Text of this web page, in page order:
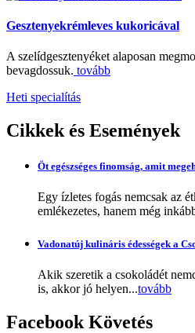
Gesztenyekrémleves kukoricával
A szelídgesztenyéket alaposan
bevagdossuk. tovább
Heti specialítás
Cikkek és Események
Öt egészséges finomság, amit
Egy ízletes fogás nemcsak az
emlékezetes, hanem még
Vadonatúj kulináris édességek a
Akik szeretik a csokoládét
is, akkor jó helyen...tovább
Facebook Követés